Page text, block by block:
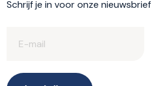
Schrijf je in voor onze nieuwsbrief